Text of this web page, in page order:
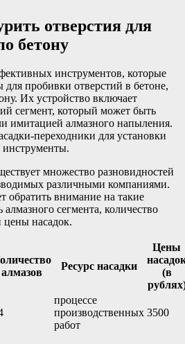
отверстия для
бетону
инструментов, которые
пробивки отверстий в бетоне,
Их устройство включает
сегмент, который может быть
имитацией алмазного напыления.
переходники для установки
множество разновидностей
различными компаниями.
обратить внимание на такие
сегмента, количество
цены насадок.
алмазов
Ресурс насадки
Цены
(в
процессе
производственных
работ
3500